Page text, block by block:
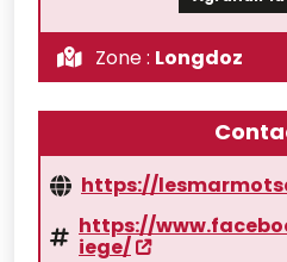
Zone : Longdoz
https://
https://
iege/